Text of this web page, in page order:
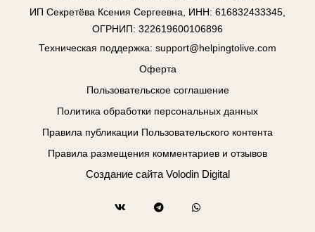
ИП Секретёва Ксения Сергеевна, ИНН: 616832433345,
ОГРНИП: 322619600106896
Техническая поддержка: support@helpingtolive.com
Оферта
Пользовательское соглашение
Политика обработки персональных данных
Правила публикации Пользовательского контента
Правила размещения комментариев и отзывов
Создание сайта Volodin Digital